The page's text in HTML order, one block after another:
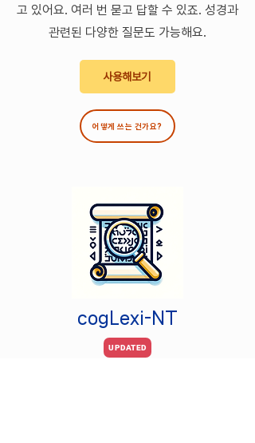
고 있어요. 여러 번 묻고 답할 수 있죠. 성경과
관련된 다양한 질문도 가능해요.
사용해보기
어떻게 쓰는 건가요?
cogLexi-NT
UPDATED